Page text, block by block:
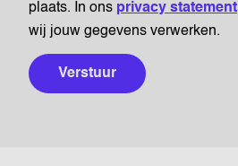
plaats. In ons privacy statement
wij jouw gegevens verwerken.
Verstuur